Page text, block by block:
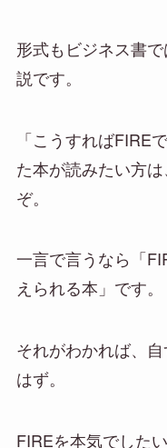
形式もビジネス書
説です。
「こうすればFIRE
た本が読みたい方
ぞ。
一言で言うなら「
えられる本」です。
それがわかれば、
はず。
FIREを本気でした